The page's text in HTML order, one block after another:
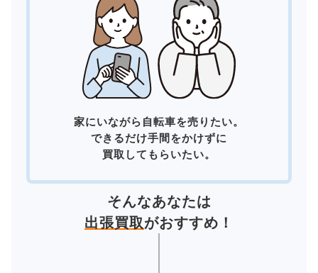
家にいながら自転車を売りたい。
できるだけ手間をかけずに
買取してもらいたい。
そんなあなたは
出張買取がおすすめ！